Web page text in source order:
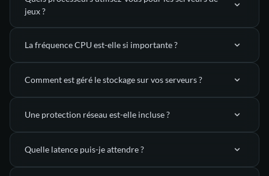
jeux ?
La fréquence CPU est-elle si importante ?
gestion des entités, redstone, génération de terrain, logique
des mods, etc.)
Comment est géré le stockage sur vos serveurs ?
7000 Mo/s
1 100 000 IOPS
Une protection réseau est-elle incluse ?
Quelle latence puis-je attendre ?